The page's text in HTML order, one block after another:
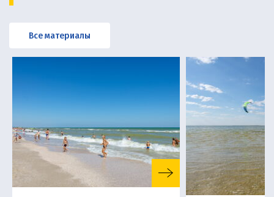
Все материалы